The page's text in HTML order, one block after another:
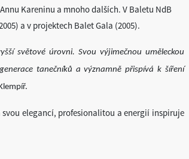
Kareninu a mnoho dalších. V Baletu NdB
a v projektech Balet Gala (2005).
světové úrovni. Svou výjimečnou uměleckou
tanečníků a významně přispívá k šíření
elegancí, profesionalitou a energií inspiruje